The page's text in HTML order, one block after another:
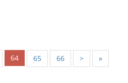
64 65 66 > »